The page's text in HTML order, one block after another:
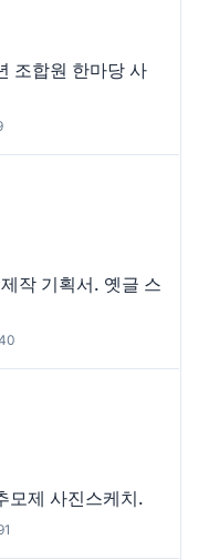
조합원 한마당 사
작 기획서. 옛글 스
모제 사진스케치.